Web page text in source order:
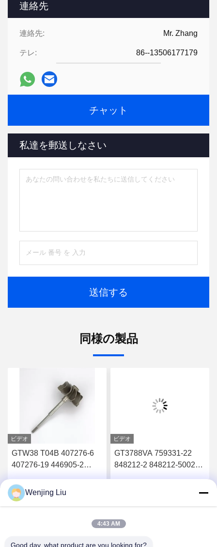
連絡先
連絡先: Mr. Zhang
テレ: 86--13506177179
チャット
私達を郵送しなさい
送信する
同様の製品
ビデオ
GTW38 T04B 407276-6
407276-19 446905-2
ャーのタービンホイール
シャフト最高 の 価格 を 入手 す
ビデオ
GT3788VA 759331-22
848212-2 848212-5002S
Wenjing Liu
4:43 AM
Good day, what product are you looking for?